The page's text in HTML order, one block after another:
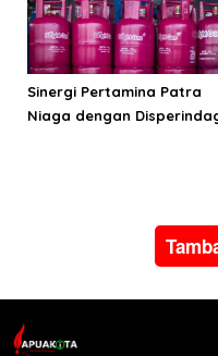
Sinergi Pertamina Patra
Niaga dengan